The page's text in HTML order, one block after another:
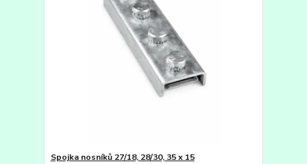
Spojka nosníků 27/18, 28/30, 35 x 15